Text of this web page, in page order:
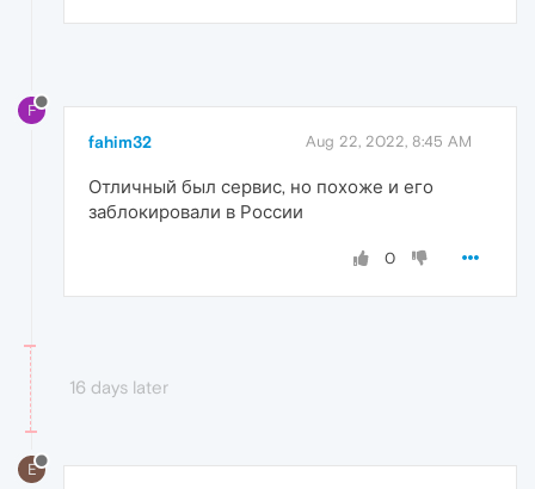
F
fahim32 Aug 22, 2022, 8:45 AM
Отличный был сервис, но похоже и его
заблокировали в России
0
16 days later
E